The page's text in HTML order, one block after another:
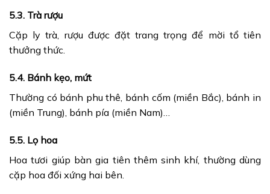
5.3. Trà rượu
Cặp ly trà, rượu được đặt trang trọng để mời tổ tiên
thưởng thức.
5.4. Bánh kẹo, mứt
Thường có bánh phu thê, bánh cốm (miền Bắc), bánh in
(miền Trung), bánh pía (miền Nam)…
5.5. Lọ hoa
Hoa tươi giúp bàn gia tiên thêm sinh khí, thường dùng
cặp hoa đối xứng hai bên.